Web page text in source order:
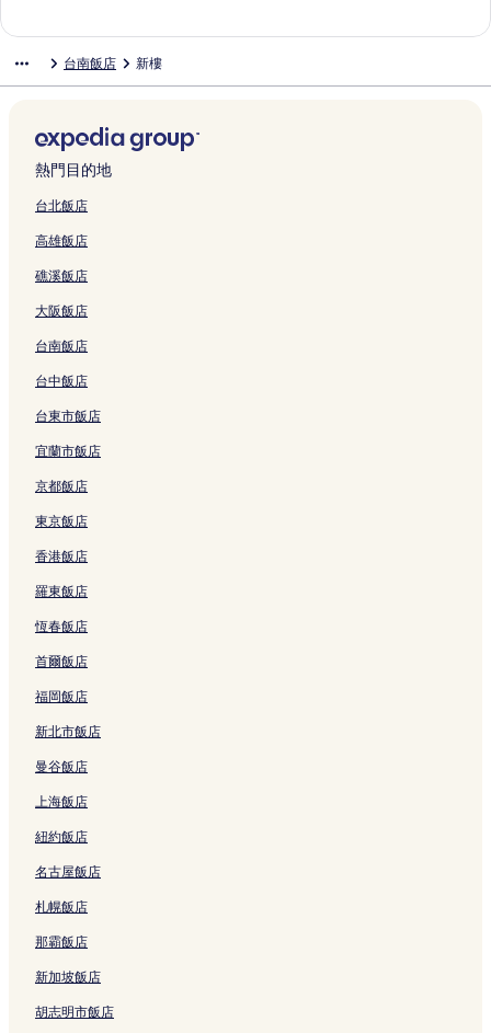
的
連
T
n
a
n
的
結
E
i
r
e
H
m
N
o
1
的
結
l
a
-
P
i
的
結
l
結
T
n
a
n
的
結
l
結
n
b
y
I
H
的
結
l
i
n
a
n
連
p
n
g
的
連
i
R
e
s
o
t
o
t
e
l
連
n
結
e
a
i
n
a
的
結
p
g
s
h
u
a
1
8
0
的
結
G
n
d
H
o
e
的
連
結
n
e
l
e
c
T
i
n
a
n
o
g
K
a
n
g
的
結
e
H
o
t
e
-
a
i
n
a
C
i
h
k
a
n
T
w
r
的
連
結
台南飯店 新樓
熱門目的地
台北飯店
高雄飯店
礁溪飯店
大阪飯店
台南飯店
台中飯店
台東市飯店
宜蘭市飯店
京都飯店
東京飯店
香港飯店
羅東飯店
恆春飯店
首爾飯店
福岡飯店
新北市飯店
曼谷飯店
上海飯店
紐約飯店
名古屋飯店
札幌飯店
那霸飯店
新加坡飯店
胡志明市飯店